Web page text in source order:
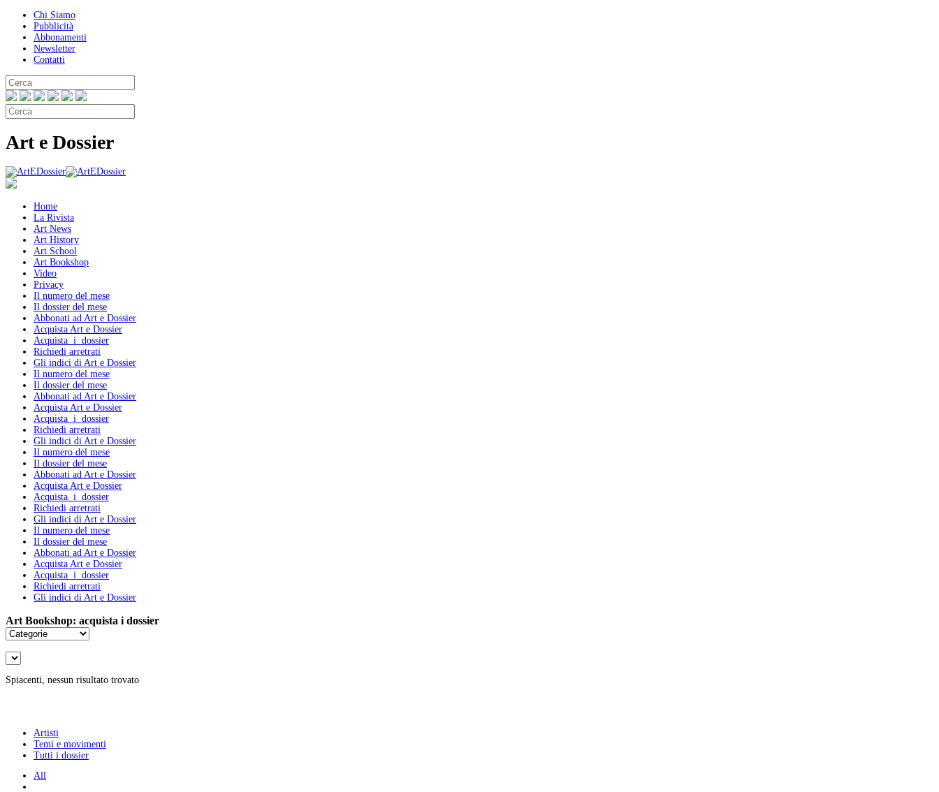
Chi Siamo
Pubblicità
Abbonamenti
Newsletter
Contatti
Art e Dossier
Home
La Rivista
Art News
Art History
Art School
Art Bookshop
Video
Privacy
Il numero del mese
Il dossier del mese
Abbonati ad Art e Dossier
Acquista Art e Dossier
Acquista i dossier
Richiedi arretrati
Gli indici di Art e Dossier
Il numero del mese
Il dossier del mese
Abbonati ad Art e Dossier
Acquista Art e Dossier
Acquista i dossier
Richiedi arretrati
Gli indici di Art e Dossier
Il numero del mese
Il dossier del mese
Abbonati ad Art e Dossier
Acquista Art e Dossier
Acquista i dossier
Richiedi arretrati
Gli indici di Art e Dossier
Il numero del mese
Il dossier del mese
Abbonati ad Art e Dossier
Acquista Art e Dossier
Acquista i dossier
Richiedi arretrati
Gli indici di Art e Dossier
Art Bookshop: acquista i dossier
Spiacenti, nessun risultato trovato
Artisti
Temi e movimenti
Tutti i dossier
All